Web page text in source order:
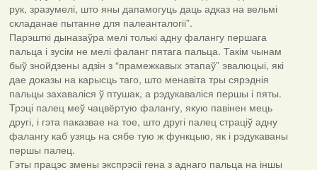
рук, зразумелі, што яны дапамогуць даць адказ на вельмі
складанае пытанне для палеанталогіі”.
Парэшткі дыназаўра мелі толькі адну фалангу першага
пальца і зусім не мелі фаланг пятага пальца. Такім чынам
быў знойдзены адзін з “прамежкавых этапаў” эвалюцыі, які
дае доказы на карысць таго, што менавіта тры сярэднія
пальцы захаваліся ў птушак, а рэдукаваліся першы і пяты.
Трэці палец меў чацвёртую фалангу, якую павінен мець
другі, і гэта паказвае на тое, што другі палец страціў адну
фалангу каб узяць на сябе тую ж функцыю, як і рэдукаваны
першы палец.
Гэты працэс змены экспрэсіі гена з аднаго пальца на іншы